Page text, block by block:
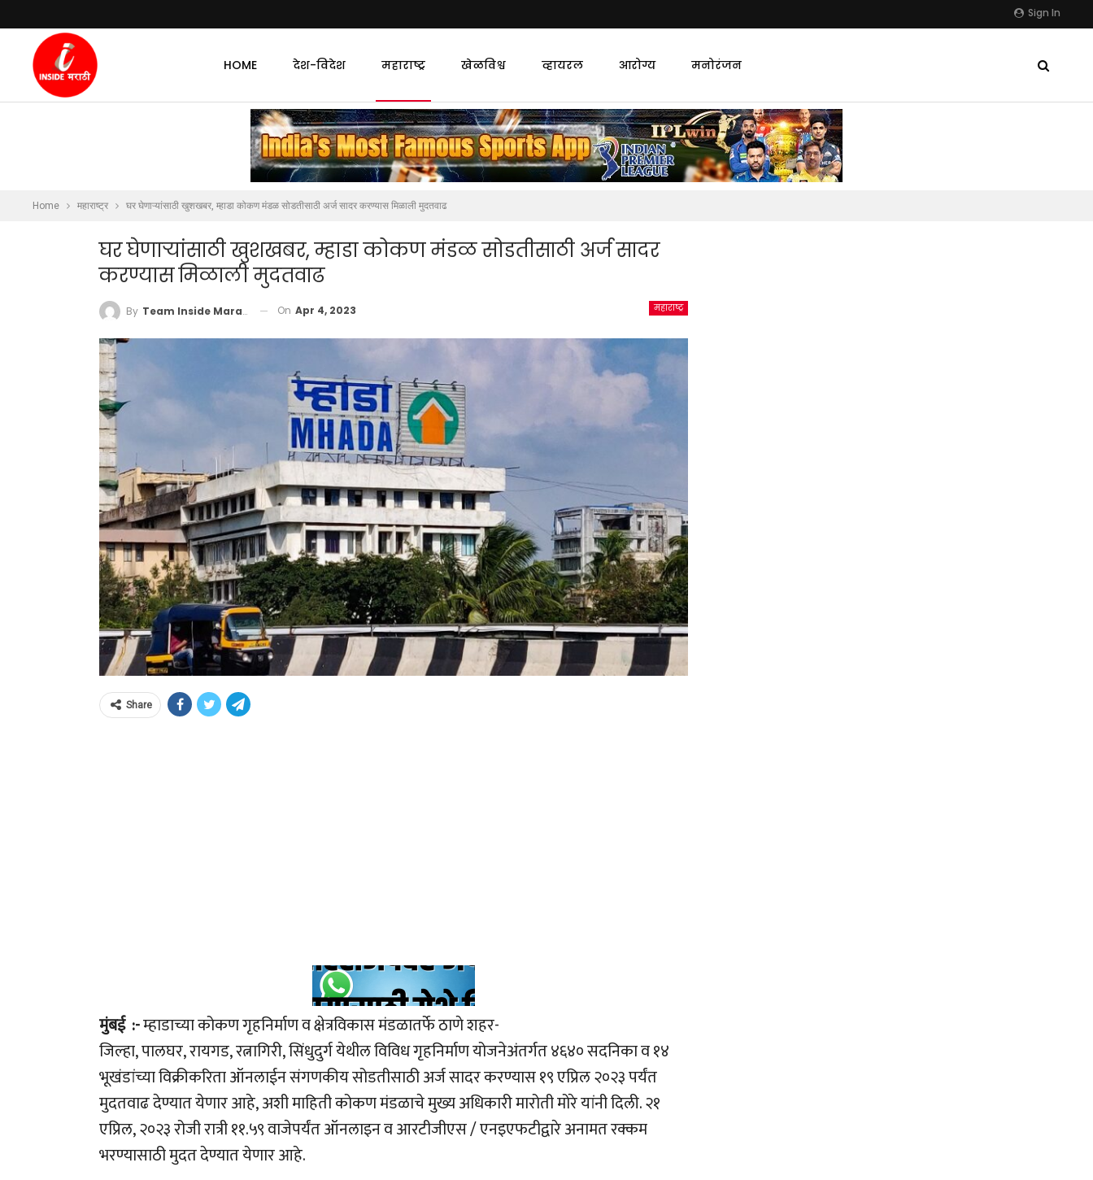
Sign In
HOME देश-विदेश महाराष्ट्र खेळविश्व व्हायरल आरोग्य मनोरंजन
Home महाराष्ट्र घर घेणाऱ्यांसाठी खुशखबर, म्हाडा कोकण मंडळ सोडतीसाठी अर्ज सादर करण्यास मिळाली मुदतवाढ
घर घेणाऱ्यांसाठी खुशखबर, म्हाडा कोकण मंडळ सोडतीसाठी अर्ज सादर
करण्यास मिळाली मुदतवाढ
महाराष्ट्र
By Team Inside Marathi On Apr 4, 2023
Share
मुंबई :-म्हाडाच्या कोकण गृहनिर्माण व क्षेत्रविकास मंडळातर्फे ठाणे शहर-
जिल्हा,पालघर,रायगड,रत्नागिरी,सिंधुदुर्ग येथील विविध गृहनिर्माण योजनेअंतर्गत ४६४० सदनिका व १४
भूखंडांच्या विक्रीकरिता ऑनलाईन संगणकीय सोडतीसाठी अर्ज सादर करण्यास १९ एप्रिल २०२३ पर्यंत
मुदतवाढ देण्यात येणार आहे,अशी माहिती कोकण मंडळाचे मुख्य अधिकारी मारोती मोरे यांनी दिली. २१
एप्रिल,२०२३ रोजी रात्री ११.५९ वाजेपर्यंत ऑनलाइन व आरटीजीएस / एनइएफटीद्वारे अनामत रक्कम
भरण्यासाठी मुदत देण्यात येणार आहे.